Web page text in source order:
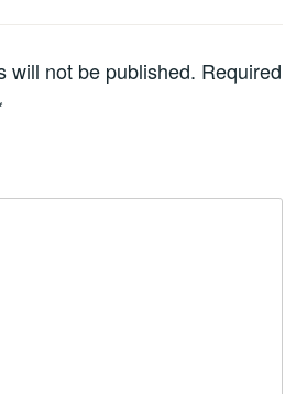
will not be published. Required